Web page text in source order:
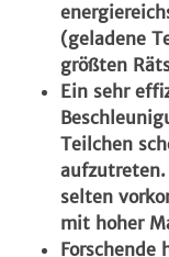
(geladene
größten
Ein sehr
Teilchen
aufzutreten.
selten
mit hoher
Forschende